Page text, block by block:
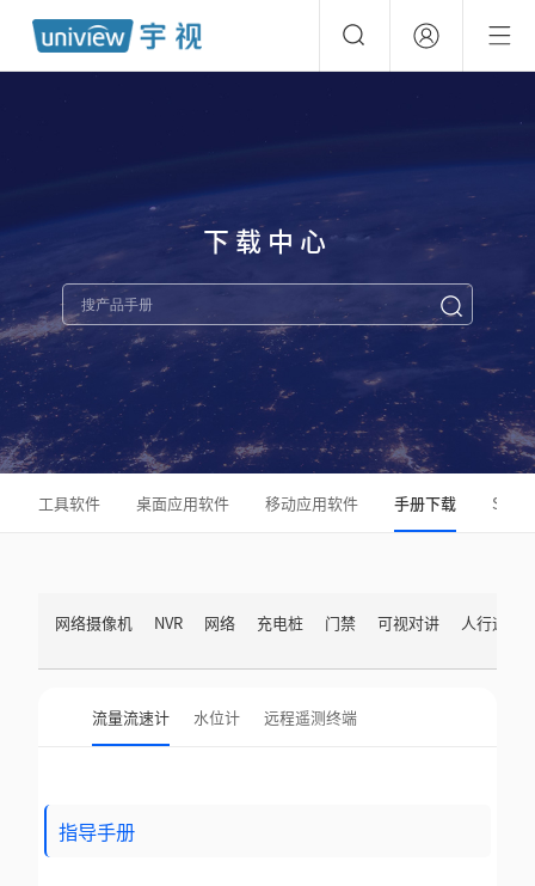
下载中心
工具软件 桌面应用软件 移动应用软件 手册下载 SDK
网络摄像机 NVR 网络 充电桩 门禁 可视对讲 人行通道
流量流速计 水位计 远程遥测终端
指导手册